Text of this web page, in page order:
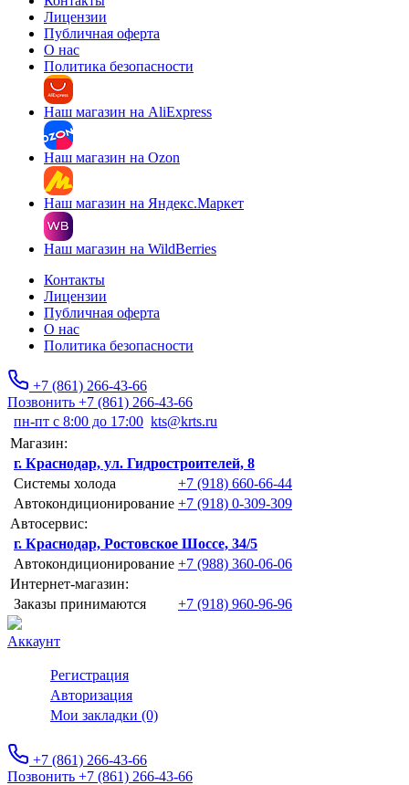
Лицензии
Публичная оферта
О нас
Политика безопасности
Наш магазин на AliExpress
Наш магазин на Ozon
Наш магазин на Яндекс.Маркет
Наш магазин на WildBerries
Контакты
Лицензии
Публичная оферта
О нас
Политика безопасности
+7 (861) 266-43-66
Позвонить +7 (861) 266-43-66
пн-пт с 8:00 до 17:00 kts@krts.ru
Магазин:
г. Краснодар, ул. Гидростроителей, 8
Системы холода
+7 (918) 660-66-44
Автокондиционирование +7 (918) 0-309-309
Автосервис:
г. Краснодар, Ростовское Шоссе, 34/5
Автокондиционирование +7 (988) 360-06-06
Интернет-магазин:
Заказы принимаются
+7 (918) 960-96-96
Аккаунт
Регистрация
Авторизация
Мои закладки (0)
+7 (861) 266-43-66
Позвонить +7 (861) 266-43-66